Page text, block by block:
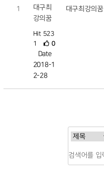
1
대구최
강의꿈
Hit 523
1
0
Date
2018-1
2-28
대구최강의꿈